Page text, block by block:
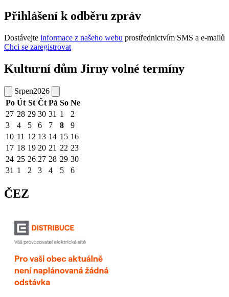
Přihlášení k odběru zpráv
Dostávejte informace z našeho webu prostřednictvím SMS a e-mailů
Chci se zaregistrovat
Kulturní dům Jirny volné termíny
Srpen2026
Po Út St Čt Pá So Ne
27 28 29 30 31 1
2
3
4 5 6 7 8
9
10 11 12 13 14 15 16
17 18 19 20 21 22 23
24 25 26 27 28 29 30
31 1 2 3 4 5 6
ČEZ